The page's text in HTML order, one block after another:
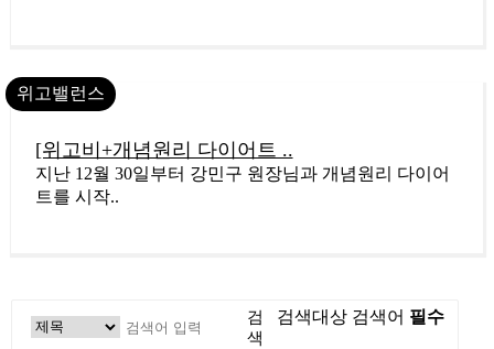
위고밸런스
7
[위고비+개념원리 다이어트 ..
지난 12월 30일부터 강민구 원장님과 개념원리 다이어
트를 시작..
검색대상 검색어 필수
검
색